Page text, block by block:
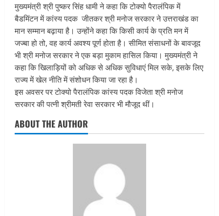
मुख्यमंत्री श्री पुष्कर सिंह धामी ने कहा कि टोक्यो पैरालंपिक में
बैडमिंटन में कांस्य पदक जीतकर श्री मनोज सरकार ने उत्तराखंड का
मान सम्मान बढ़ाया है। उन्होंने कहा कि किसी कार्य के प्रति मन में
जज्बा हो तो, वह कार्य अवश्य पूर्ण होता है। सीमित संसाधनों के बावजूद
भी श्री मनोज सरकार ने एक बड़ा मुकाम हासिल किया। मुख्यमंत्री ने
कहा कि खिलाड़ियों को अधिक से अधिक सुविधाएं मिल सके, इसके लिए
राज्य में खेल नीति में संशोधन किया जा रहा है।
इस अवसर पर टोक्यो पैरालंपिक कांस्य पदक विजेता श्री मनोज
सरकार की पत्नी श्रीमती रेवा सरकार भी मौजूद थीं।
ABOUT THE AUTHOR